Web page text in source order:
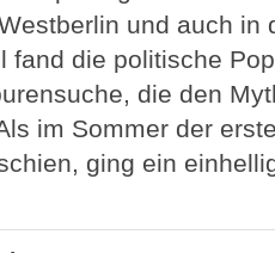
und auch in
fand die politische
die den
im Sommer der
ging ein